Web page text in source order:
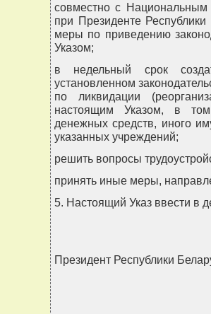
совместно с Национальным
при Президенте
меры по приведению
Указом;
в недельный срок
установленном
по ликвидации
настоящим Указом, в том
денежных средств, иного
указанных учреждений;
решить вопросы
принять иные меры,
5. Настоящий Указ ввести в
Президент Республики